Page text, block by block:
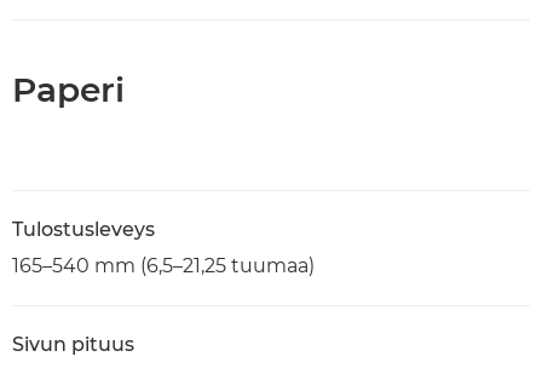
Paperi
Tulostusleveys
165–540 mm (6,5–21,25 tuumaa)
Sivun pituus